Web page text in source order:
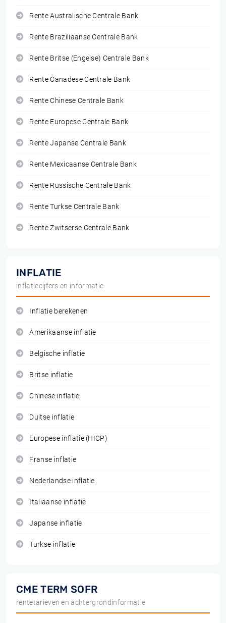
Rente Australische Centrale Bank
Rente Braziliaanse Centrale Bank
Rente Britse (Engelse) Centrale Bank
Rente Canadese Centrale Bank
Rente Chinese Centrale Bank
Rente Europese Centrale Bank
Rente Japanse Centrale Bank
Rente Mexicaanse Centrale Bank
Rente Russische Centrale Bank
Rente Turkse Centrale Bank
Rente Zwitserse Centrale Bank
INFLATIE
inflatiecijfers en informatie
Inflatie berekenen
Amerikaanse inflatie
Belgische inflatie
Britse inflatie
Chinese inflatie
Duitse inflatie
Europese inflatie (HICP)
Franse inflatie
Nederlandse inflatie
Italiaanse inflatie
Japanse inflatie
Turkse inflatie
CME TERM SOFR
rentetarieven en achtergrondinformatie